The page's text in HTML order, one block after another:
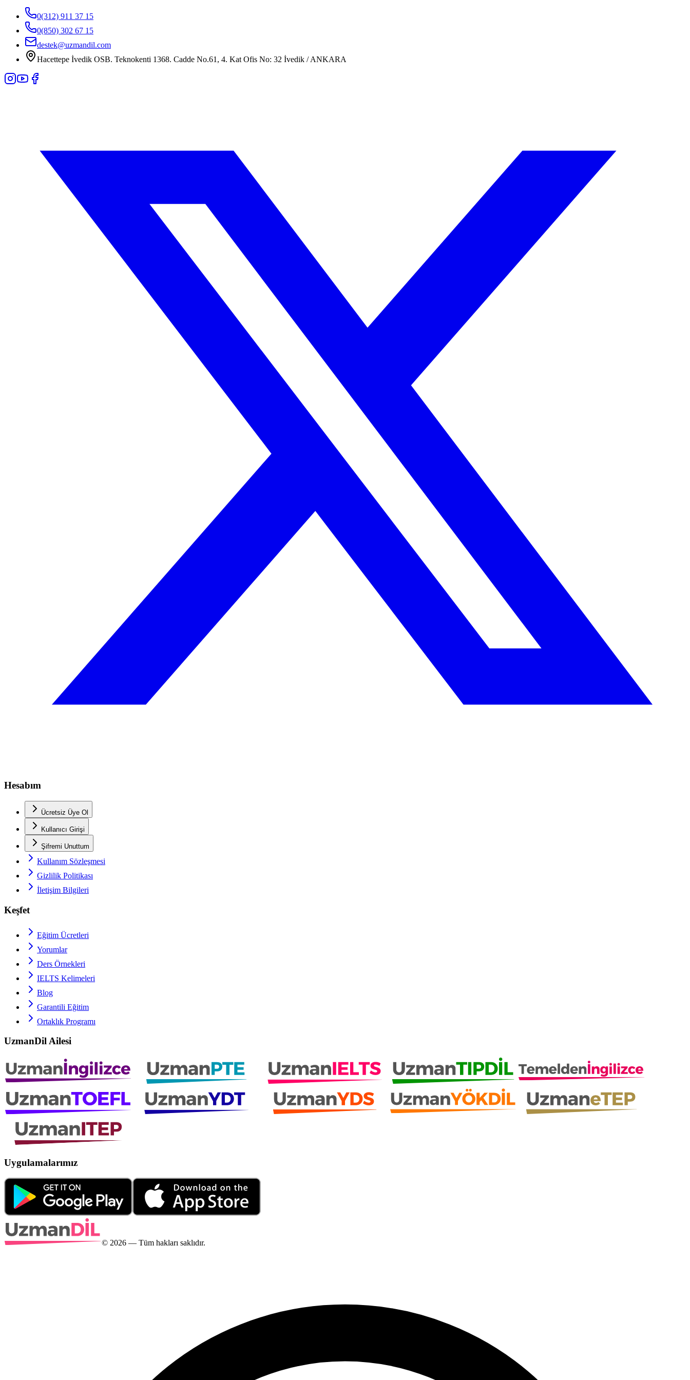
0(312) 911 37 15
0(850) 302 67 15
destek@uzmandil.com
Hacettepe İvedik OSB. Teknokenti 1368. Cadde No.61, 4. Kat Ofis No: 32 İvedik / ANKARA
Hesabım
Ücretsiz Üye Ol
Kullanıcı Girişi
Şifremi Unuttum
Kullanım Sözleşmesi
Gizlilik Politikası
İletişim Bilgileri
Keşfet
Eğitim Ücretleri
Yorumlar
Ders Örnekleri
IELTS Kelimeleri
Blog
Garantili Eğitim
Ortaklık Programı
UzmanDil Ailesi
Uygulamalarımız
© 2026 — Tüm hakları saklıdır.